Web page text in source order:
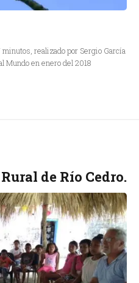
realizado por Sergio García
Mundo en enero del 2018
de Río Cedro.